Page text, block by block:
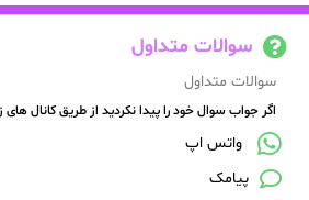
سوالات متداول
سوالات متداول
اگر جواب سوال خود را پیدا نکردید از طریق کانال های
واتس اپ
پیامک